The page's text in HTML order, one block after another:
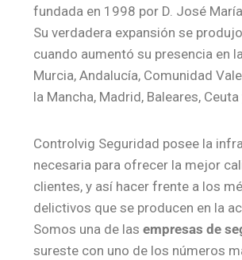
fundada en 1998 por D. José
Su verdadera expansión se
cuando aumentó su presencia en
Murcia, Andalucía, Comunidad
la Mancha, Madrid, Baleares,
Controlvig Seguridad posee la
necesaria para ofrecer la mejor
clientes, y así hacer frente a los
delictivos que se producen en la
Somos una de las empresas de
sureste con uno de los números